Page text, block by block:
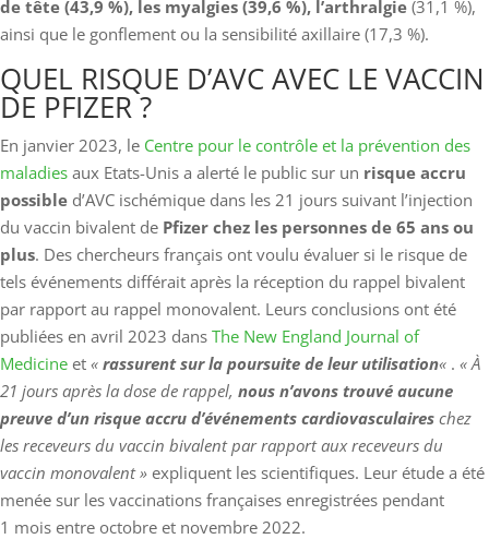
de tête (43,9 %), les myalgies (39,6 %), l’arthralgie (31,1 %),
ainsi que le gonflement ou la sensibilité axillaire (17,3 %).
QUEL RISQUE D’AVC AVEC LE VACCIN
DE PFIZER ?
En janvier 2023, le Centre pour le contrôle et la prévention des
maladies aux Etats-Unis a alerté le public sur un risque accru
possible d’AVC ischémique dans les 21 jours suivant l’injection
du vaccin bivalent de Pfizer chez les personnes de 65 ans ou
plus. Des chercheurs français ont voulu évaluer si le risque de
tels événements différait après la réception du rappel bivalent
par rapport au rappel monovalent. Leurs conclusions ont été
publiées en avril 2023 dans The New England Journal of
Medicine et « rassurent sur la poursuite de leur utilisation« . « À
21 jours après la dose de rappel, nous n’avons trouvé aucune
preuve d’un risque accru d’événements cardiovasculaires chez
les receveurs du vaccin bivalent par rapport aux receveurs du
vaccin monovalent » expliquent les scientifiques. Leur étude a été
menée sur les vaccinations françaises enregistrées pendant
1 mois entre octobre et novembre 2022.